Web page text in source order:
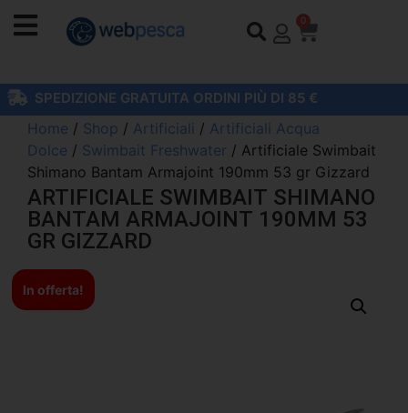
0
SPEDIZIONE GRATUITA ORDINI PIÙ DI 85 €
Home / Shop / Artificiali / Artificiali Acqua
Dolce / Swimbait Freshwater / Artificiale Swimbait
Shimano Bantam Armajoint 190mm 53 gr Gizzard
ARTIFICIALE SWIMBAIT SHIMANO
BANTAM ARMAJOINT 190MM 53
GR GIZZARD
In offerta!